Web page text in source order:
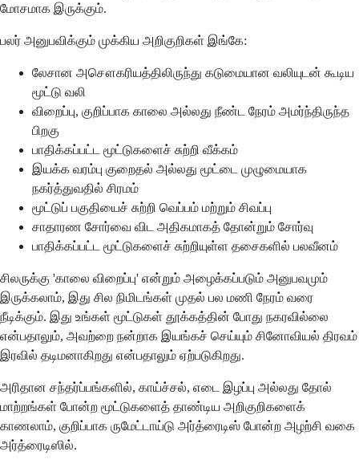
மோசமாக இருக்கும்.
பலர் அனுபவிக்கும் முக்கிய அறிகுறிகள் இங்கே:
லேசான அசௌகரியத்திலிருந்து கடுமையான வலியுடன் கூடிய
மூட்டு வலி
விறைப்பு, குறிப்பாக காலை அல்லது நீண்ட நேரம் அமர்ந்திருந்த
பிறகு
பாதிக்கப்பட்ட மூட்டுகளைச் சுற்றி வீக்கம்
இயக்க வரம்பு குறைதல் அல்லது மூட்டை முழுமையாக
நகர்த்துவதில் சிரமம்
மூட்டுப் பகுதியைச் சுற்றி வெப்பம் மற்றும் சிவப்பு
சாதாரண சோர்வை விட அதிகமாகத் தோன்றும் சோர்வு
பாதிக்கப்பட்ட மூட்டுகளைச் சுற்றியுள்ள தசைகளில் பலவீனம்
சிலருக்கு 'காலை விறைப்பு' என்றும் அழைக்கப்படும் அனுபவமும்
இருக்கலாம், இது சில நிமிடங்கள் முதல் பல மணி நேரம் வரை
நீடிக்கும். இது உங்கள் மூட்டுகள் தூக்கத்தின் போது நகரவில்லை
என்பதாலும், அவற்றை நன்றாக இயங்கச் செய்யும் சினோவியல் திரவம்
இரவில் தடிமனாகிறது என்பதாலும் ஏற்படுகிறது.
அரிதான சந்தர்ப்பங்களில், காய்ச்சல், எடை இழப்பு அல்லது தோல்
மாற்றங்கள் போன்ற மூட்டுகளைத் தாண்டிய அறிகுறிகளைக்
காணலாம், குறிப்பாக ருமேட்டாய்டு அர்த்ரைடிஸ் போன்ற அழற்சி வகை
அர்த்ரைடிஸில்.